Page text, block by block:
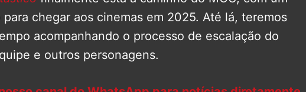
chegar aos cinemas em 2025. Até lá, teremos
acompanhando o processo de escalação do
e outros personagens.